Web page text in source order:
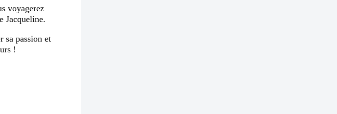
voyagerez
Jacqueline.
sa passion et
!